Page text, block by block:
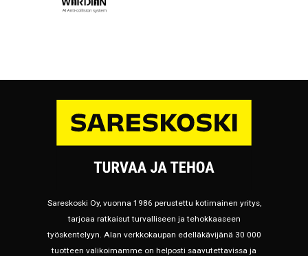
Sareskoski Oy, vuonna 1986 perustettu kotimainen yritys,
tarjoaa ratkaisut turvalliseen ja tehokkaaseen
työskentelyyn. Alan verkkokaupan edelläkävijänä 30 000
tuotteen valikoimamme on helposti saavutettavissa ja